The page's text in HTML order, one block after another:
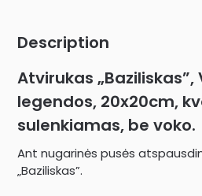
Description
Atvirukas „Baziliskas”,
legendos, 20x20cm,
sulenkiamas, be voko.
Ant nugarinės pusės
„Baziliskas”.